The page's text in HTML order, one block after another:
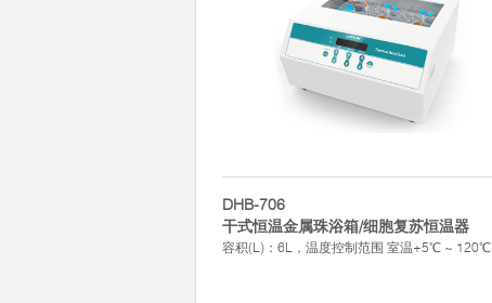
DHB-706
干式恒温金属珠浴箱/细胞复苏恒温器
容积(L)：6L，温度控制范围 室温+5℃ ~ 120℃